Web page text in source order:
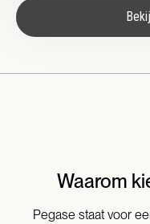
Waarom
Pegase staat voor